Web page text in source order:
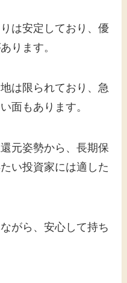
は安定しており、優
ります。
は限られており、急
面もあります。
元姿勢から、長期保
い投資家には適した
がら、安心して持ち